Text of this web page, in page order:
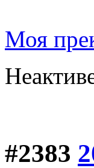
Моя
#2383